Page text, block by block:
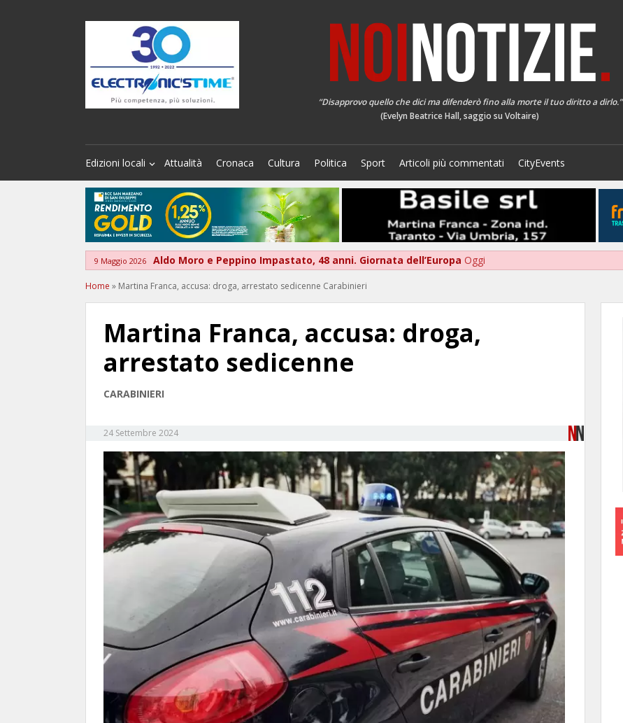
“Disapprovo quello che dici ma difenderò fino alla morte il tuo diritto a dirlo.”
(Evelyn Beatrice Hall, saggio su Voltaire)
Edizioni locali Attualità Cronaca Cultura Politica Sport Articoli più commentati CityEvents
9 Maggio 2026 Aldo Moro e Peppino Impastato, 48 anni. Giornata dell’Europa Oggi
Home » Martina Franca, accusa: droga, arrestato sedicenne Carabinieri
Martina Franca, accusa: droga,
arrestato sedicenne
CARABINIERI
24 Settembre 2024